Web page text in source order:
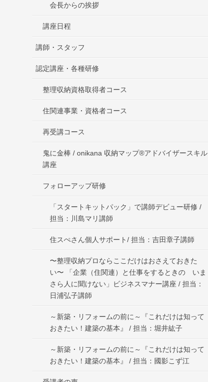
会長からの挨拶
講座日程
講師・スタッフ
認定講座・各種研修
整理収納資格取得者コース
住関連事業・資格者コース
再受講コース
鬼に金棒 / onikana 収納マップ®アドバイザースキル
講座
フォローアップ研修
「スタートキットパック」で講師デビュー研修 /
担当：川島マリ講師
住スぺさん個人サポート/ 担当：吉田章子講師
〜整理収納プロならここだけはおさえておきた
い〜 「企業（住関連）と仕事をするときの いま
さら人に聞けない」ビジネスマナー講座 / 担当：
日浦弘子講師
～新築・リフォームの前に～『これだけは知って
おきたい！建築の基本』 / 担当：堀井紘子
～新築・リフォームの前に～『これだけは知って
おきたい！建築の基本』 / 担当：國影こず江